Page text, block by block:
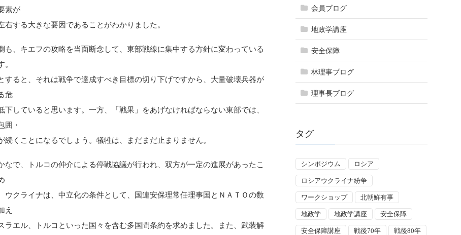
素が
右する大きな要因であることがわかりました。
も、キエフの攻略を当面断念して、東部戦線に集中する方針に変わっている
。
すると、それは戦争で達成すべき目標の切り下げですから、大量破壊兵器が
危
下していると思います。一方、「戦果」をあげなければならない東部では、
囲・
続くことになるでしょう。犠牲は、まだまだ止まりません。
なで、トルコの仲介による停戦協議が行われ、双方が一定の進展があったこ
ウクライナは、中立化の条件として、国連安保理常任理事国とＮＡＴＯの数
え
ラエル、トルコといった国々を含む多国間条約を求めました。また、武装解
会員ブログ
地政学講座
安全保障
林理事ブログ
理事長ブログ
タグ
シンポジウム ロシア
ロシアウクライナ紛争
ワークショップ 北朝鮮有事
地政学 地政学講座 安全保障
安全保障講座 戦後70年 戦後80年